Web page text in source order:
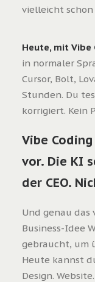
vielleicht schon
Heute, mit Vibe
in normaler
Cursor, Bolt,
Stunden. Du
korrigiert. Kein
Vibe
vor. Die KI
der CEO.
Und genau das
Business-Idee
gebraucht, um
Heute kannst
Design.